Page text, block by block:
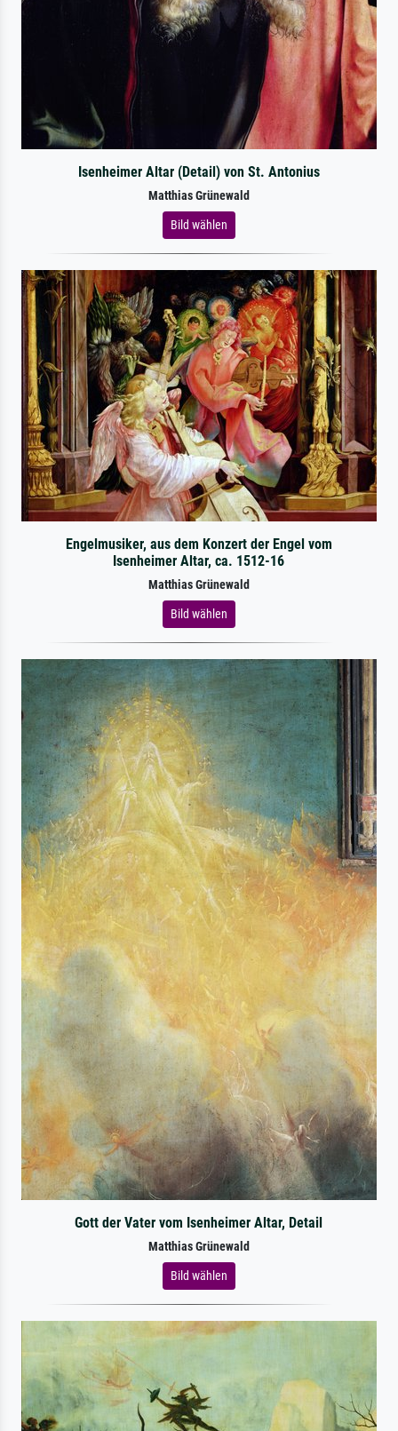
Isenheimer Altar (Detail) von St. Antonius
Matthias Grünewald
Bild wählen
Engelmusiker, aus dem Konzert der Engel vom
Isenheimer Altar, ca. 1512-16
Matthias Grünewald
Bild wählen
Gott der Vater vom Isenheimer Altar, Detail
Matthias Grünewald
Bild wählen